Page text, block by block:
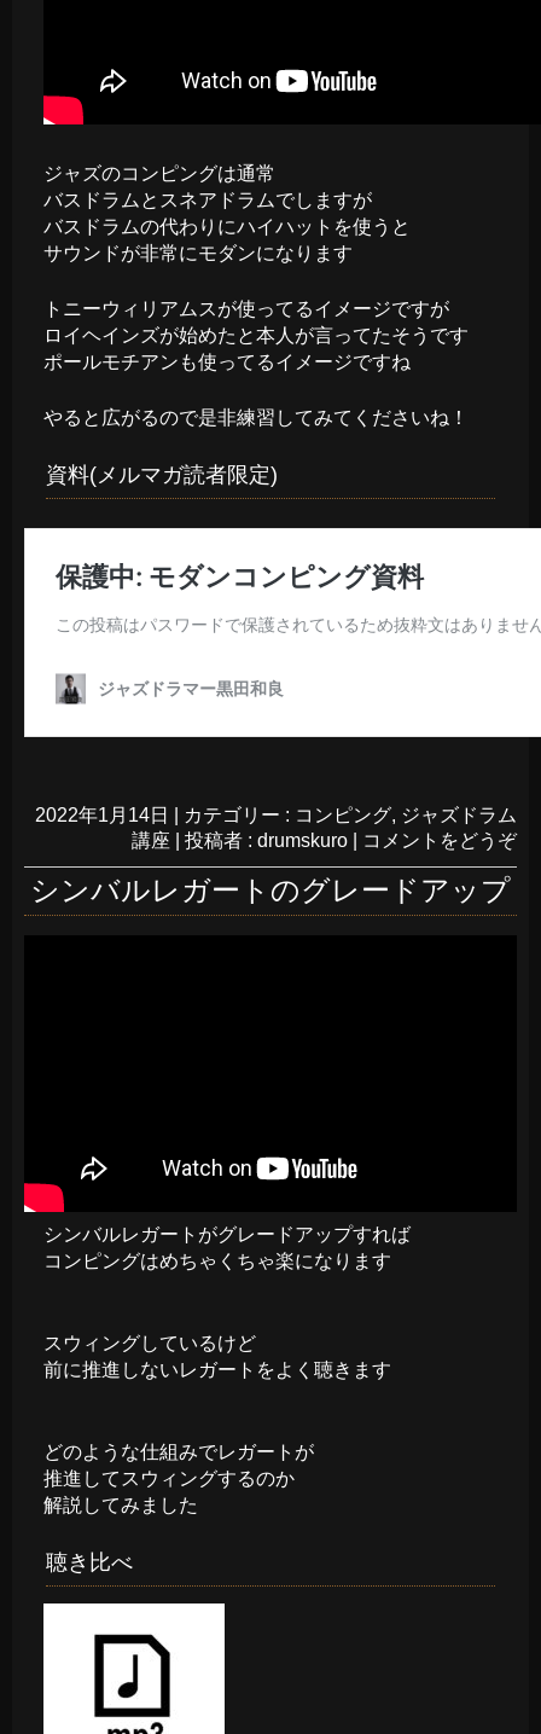
ジャズのコンピングは通常
バスドラムとスネアドラムでしますが
バスドラムの代わりにハイハットを使うと
サウンドが非常にモダンになります
トニーウィリアムスが使ってるイメージですが
ロイヘインズが始めたと本人が言ってたそうです
ポールモチアンも使ってるイメージですね
やると広がるので是非練習してみてくださいね！
資料(メルマガ読者限定)
2022年1月14日 カテゴリー : コンピング, ジャズドラム
講座
投稿者 : drumskuro コメントをどうぞ
シンバルレガートのグレードアップ
シンバルレガートがグレードアップすれば
コンピングはめちゃくちゃ楽になります
スウィングしているけど
前に推進しないレガートをよく聴きます
どのような仕組みでレガートが
推進してスウィングするのか
解説してみました
聴き比べ